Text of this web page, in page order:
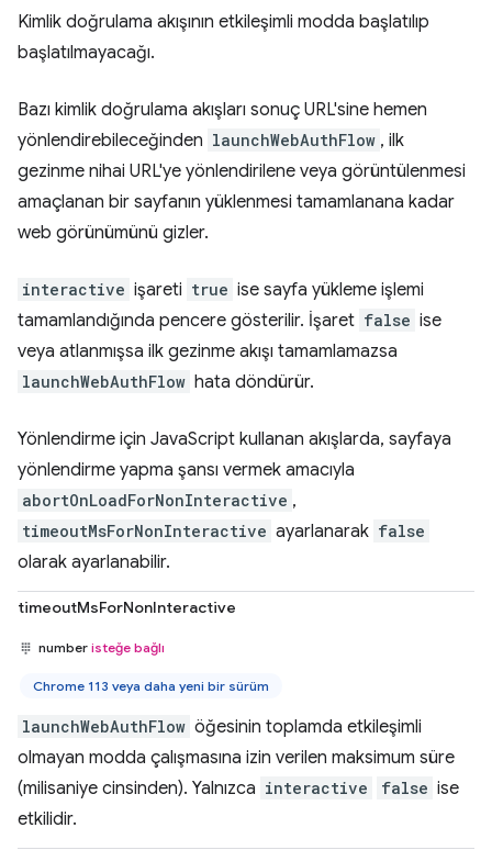
Kimlik doğrulama akışının etkileşimli modda başlatılıp
başlatılmayacağı.
Bazı kimlik doğrulama akışları sonuç URL'sine hemen
yönlendirebileceğinden launchWebAuthFlow , ilk
gezinme nihai URL'ye yönlendirilene veya görüntülenmesi
amaçlanan bir sayfanın yüklenmesi tamamlanana kadar
web görünümünü gizler.
interactive işareti true ise sayfa yükleme işlemi
tamamlandığında pencere gösterilir. İşaret false ise
veya atlanmışsa ilk gezinme akışı tamamlamazsa
launchWebAuthFlow hata döndürür.
Yönlendirme için JavaScript kullanan akışlarda, sayfaya
yönlendirme yapma şansı vermek amacıyla
abortOnLoadForNonInteractive ,
timeoutMsForNonInteractive ayarlanarak false
olarak ayarlanabilir.
timeoutMsForNonInteractive
number isteğe bağlı
Chrome 113 veya daha yeni bir sürüm
launchWebAuthFlow öğesinin toplamda etkileşimli
olmayan modda çalışmasına izin verilen maksimum süre
(milisaniye cinsinden). Yalnızca interactive false ise
etkilidir.